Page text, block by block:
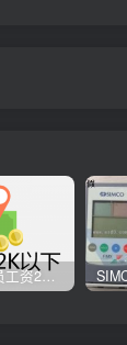
ESD技术人员工资2K以下，你相信吗？